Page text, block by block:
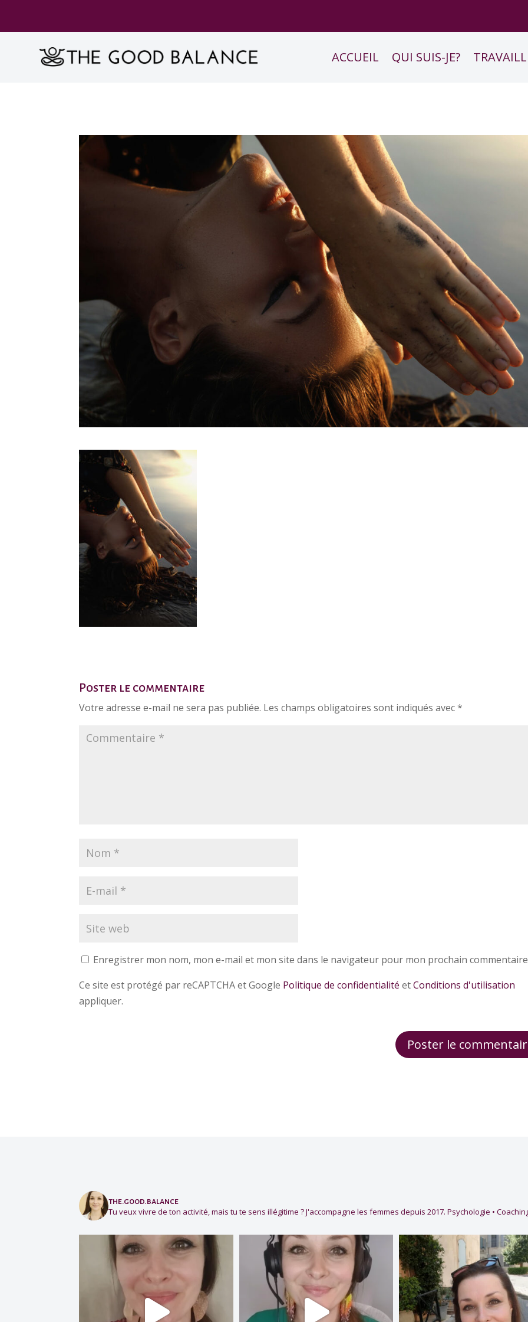
ACCUEIL QUI SUIS-JE?
Poster le commentaire
Votre adresse e-mail ne sera pas publiée. Les champs obligatoires sont indiqués avec*
Enregistrer mon nom, mon e-mail et mon site dans le navigateur pour mon prochain
Ce site est protégé par reCAPTCHA et Google Politique de confidentialité etConditions d'utilisation
appliquer.
the.good.balance
Tu veux vivre de ton activité, mais tu te sens illégitime ?J'accompagne les femmes depuis 2017. Psychologie •